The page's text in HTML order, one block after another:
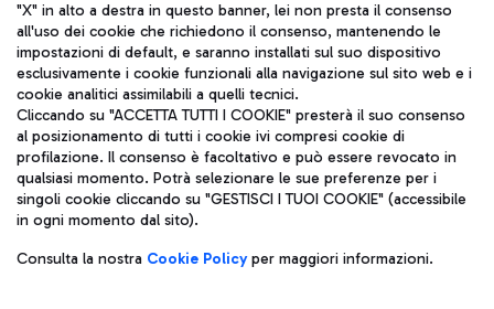
Aeroporti di Roma S.p.A. - Società soggetta a direzione e
coordinamento di Mundys S.p.A.
Codice fiscale e Registro delle Imprese di Roma 13032990155 P.
IVA 06572251004
Capitale sociale 62.224.743,00 int. vers.
Sede legale: Via Pier Paolo Racchetti 1 - 00054 Fiumicino (RM)
telefono +39 06 65951
Privacy policy
Note legali
"X" in alto a destra in questo banner, lei non presta il consenso
all'uso dei cookie che richiedono il consenso, mantenendo le
impostazioni di default, e saranno installati sul suo dispositivo
esclusivamente i cookie funzionali alla navigazione sul sito web e i
cookie analitici assimilabili a quelli tecnici.
Cliccando su "ACCETTA TUTTI I COOKIE" presterà il suo consenso
al posizionamento di tutti i cookie ivi compresi cookie di
profilazione. Il consenso è facoltativo e può essere revocato in
qualsiasi momento. Potrà selezionare le sue preferenze per i
singoli cookie cliccando su "GESTISCI I TUOI COOKIE" (accessibile
in ogni momento dal sito).
Consulta la nostra Cookie Policyper maggiori informazioni.